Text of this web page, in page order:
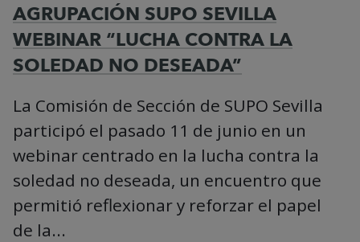
AGRUPACIÓN SUPO SEVILLA
WEBINAR “LUCHA CONTRA LA
SOLEDAD NO DESEADA”
La Comisión de Sección de SUPO Sevilla
participó el pasado 11 de junio en un
webinar centrado en la lucha contra la
soledad no deseada, un encuentro que
permitió reflexionar y reforzar el papel
de la...